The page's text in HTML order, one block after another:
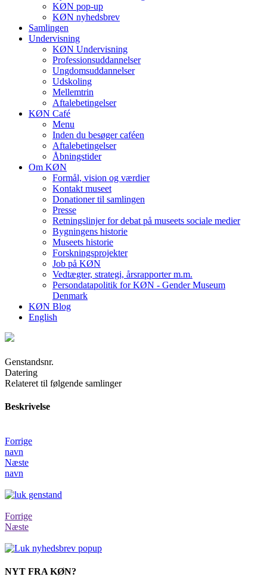
KØN pop-up
KØN nyhedsbrev
Samlingen
Undervisning
KØN Undervisning
Professionsuddannelser
Ungdomsuddannelser
Udskoling
Mellemtrin
Aftalebetingelser
KØN Café
Menu
Inden du besøger caféen
Aftalebetingelser
Åbningstider
Om KØN
Formål, vision og værdier
Kontakt museet
Donationer til samlingen
Presse
Retningslinjer for debat på museets sociale medier
Bygningens historie
Museets historie
Forskningsprojekter
Job på KØN
Vedtægter, strategi, årsrapporter m.m.
Persondatapolitik for KØN - Gender Museum
Denmark
KØN Blog
English
Genstandsnr.
Datering
Relateret til følgende samlinger
Beskrivelse
Forrige
navn
Næste
navn
Forrige
Næste
NYT FRA KØN?